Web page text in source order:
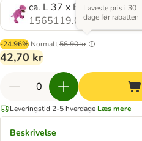
ca. L 37 x B 16 x H 16 cm
1565119.0
-24.96% Normalt56,90 kr
Laveste pris i 30
dage før rabatten
42,70 kr
Leveringstid 2-5 hverdage Læs mere
Beskrivelse